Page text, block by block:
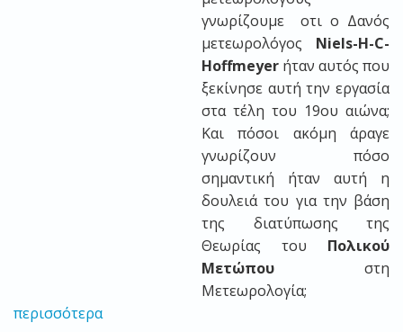
γνωρίζουμε οτι ο Δανός
μετεωρολόγος Niels-H-C-
Hoffmeyer ήταν αυτός που
ξεκίνησε αυτή την εργασία
στα τέλη του 19ου αιώνα;
Και πόσοι ακόμη άραγε
γνωρίζουν πόσο
σημαντική ήταν αυτή η
δουλειά του για την βάση
της διατύπωσης της
Θεωρίας του Πολικού
Μετώπου στη
Μετεωρολογία;
περισσότερα